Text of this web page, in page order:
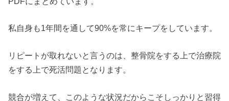
私自身も1年間を通して90%を常にキープをしています。
リピートが取れないと言うのは、整骨院をする上で治療院
をする上で死活問題となります。
競合が増えて、このような状況だからこそしっかりと習得